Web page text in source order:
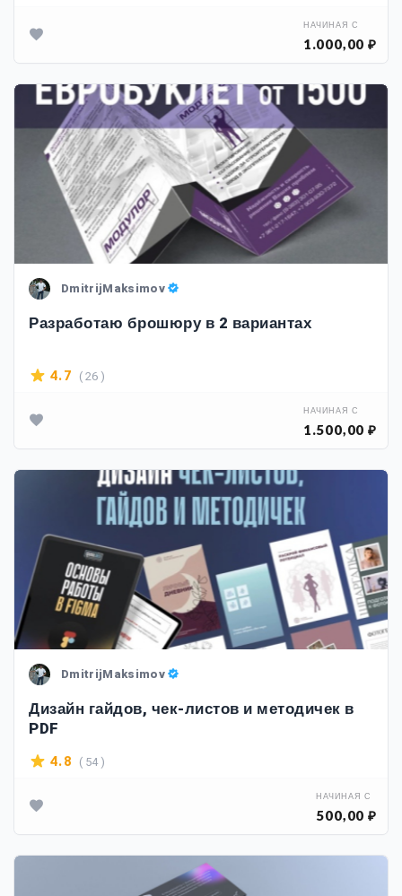
НАЧИНАЯ С
1.000,00 ₽
DmitrijMaksimov
Разработаю брошюру в 2 вариантах
4.7 ( 26 )
НАЧИНАЯ С
1.500,00 ₽
DmitrijMaksimov
Дизайн гайдов, чек-листов и методичек в
PDF
4.8 ( 54 )
НАЧИНАЯ С
500,00 ₽